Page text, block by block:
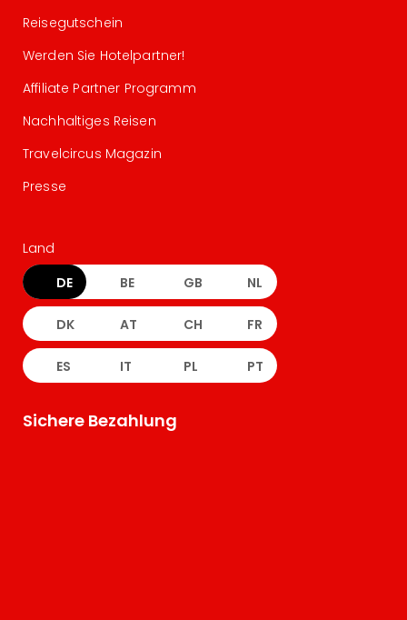
Reisegutschein
Werden Sie Hotelpartner!
Affiliate Partner Programm
Nachhaltiges Reisen
Travelcircus Magazin
Presse
Land
DE BE GB NL
DK AT CH FR
ES IT PL PT
Sichere Bezahlung